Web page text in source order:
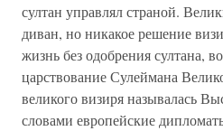
султан управлял страной.
диван, но никакое решение
жизнь без одобрения султана,
царствование Сулеймана
великого визиря называлась
словами европейские